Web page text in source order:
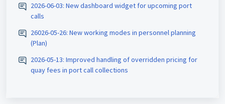
2026-06-03: New dashboard widget for upcoming port
calls
26026-05-26: New working modes in personnel planning
(Plan)
2026-05-13: Improved handling of overridden pricing for
quay fees in port call collections